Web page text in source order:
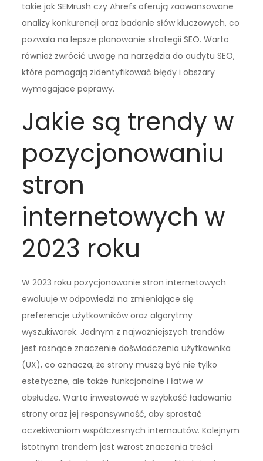
takie jak SEMrush czy Ahrefs oferują zaawansowane
analizy konkurencji oraz badanie słów kluczowych, co
pozwala na lepsze planowanie strategii SEO. Warto
również zwrócić uwagę na narzędzia do audytu SEO,
które pomagają zidentyfikować błędy i obszary
wymagające poprawy.
Jakie są trendy w
pozycjonowaniu
stron
internetowych w
2023 roku
W 2023 roku pozycjonowanie stron internetowych
ewoluuje w odpowiedzi na zmieniające się
preferencje użytkowników oraz algorytmy
wyszukiwarek. Jednym z najważniejszych trendów
jest rosnące znaczenie doświadczenia użytkownika
(UX), co oznacza, że strony muszą być nie tylko
estetyczne, ale także funkcjonalne i łatwe w
obsłudze. Warto inwestować w szybkość ładowania
strony oraz jej responsywność, aby sprostać
oczekiwaniom współczesnych internautów. Kolejnym
istotnym trendem jest wzrost znaczenia treści